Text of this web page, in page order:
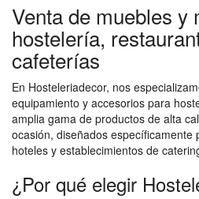
Venta de muebles y
hostelería,
cafeterías
En Hosteleriadecor, nos
equipamiento y accesorios para
amplia gama de productos de alta
ocasión, diseñados específicamente
hoteles y establecimientos de
¿Por qué elegir